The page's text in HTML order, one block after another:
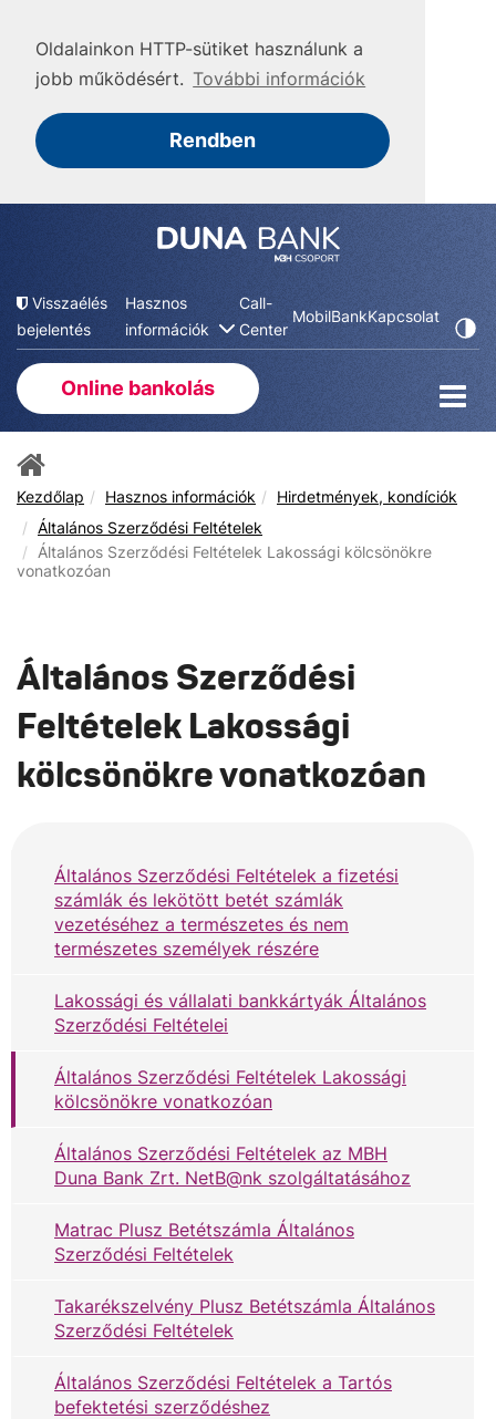
Oldalainkon HTTP-sütiket használunk a
jobb működésért. További információk
Rendben
Visszaélés
bejelentés
Hasznos
információk
Call-
Center
MobilBankKapcsolat
Online bankolás
Kezdőlap Hasznos információk
Hirdetmények, kondíciók
Általános Szerződési Feltételek
Általános Szerződési Feltételek Lakossági kölcsönökre
vonatkozóan
Általános Szerződési
Feltételek Lakossági
kölcsönökre vonatkozóan
Általános Szerződési Feltételek a fizetési
számlák és lekötött betét számlák
vezetéséhez a természetes és nem
természetes személyek részére
Lakossági és vállalati bankkártyák Általános
Szerződési Feltételei
Általános Szerződési Feltételek Lakossági
kölcsönökre vonatkozóan
Általános Szerződési Feltételek az MBH
Duna Bank Zrt. NetB@nk szolgáltatásához
Matrac Plusz Betétszámla Általános
Szerződési Feltételek
Takarékszelvény Plusz Betétszámla Általános
Szerződési Feltételek
Általános Szerződési Feltételek a Tartós
befektetési szerződéshez